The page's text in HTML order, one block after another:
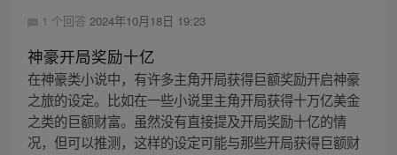
1 个回答 2024年10月18日 19:23
神豪开局奖励十亿
在神豪类小说中，有许多主角开局获得巨额奖励开启神豪
之旅的设定。比如在一些小说里主角开局获得十万亿美金
之类的巨额财富。虽然没有直接提及开局奖励十亿的情
况，但可以推测，这样的设定可能与那些开局获得巨额财